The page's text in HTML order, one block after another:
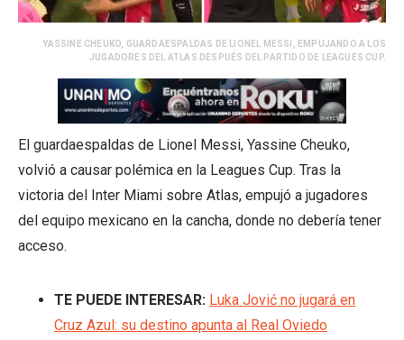
YASSINE CHEUKO, GUARDAESPALDAS DE LIONEL MESSI, EMPUJANDO A LOS
JUGADORES DEL ATLAS DESPUÉS DEL PARTIDO DE LEAGUES CUP.
El guardaespaldas de Lionel Messi, Yassine Cheuko,
volvió a causar polémica en la Leagues Cup. Tras la
victoria del Inter Miami sobre Atlas, empujó a jugadores
del equipo mexicano en la cancha, donde no debería tener
acceso.
TE PUEDE INTERESAR: Luka Jović no jugará en
Cruz Azul: su destino apunta al Real Oviedo